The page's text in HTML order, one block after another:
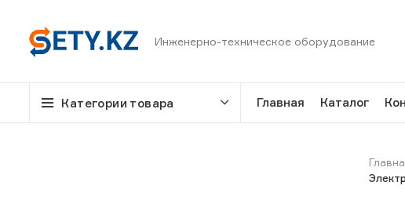
Инженерно-техническое оборудование
Категории товара Главная Каталог